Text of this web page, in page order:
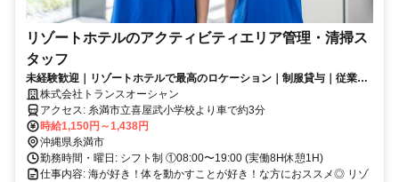
リゾートホテルのアクティビティエリア管理・清掃ス
タッフ
未経験歓迎｜リゾートホテルで最高のロケーション｜制服貸与｜従業員
食堂あり
株式会社トランスオーシャン
アクセス: 糸満市立喜屋武小学校より車で約3分
時給1,150円～1,438円
沖縄県糸満市
勤務時間・曜日: シフト制 ①08:00〜19:00 (実働8H休憩1H)
仕事内容: 海が好き！体を動かすことが好き！な方におススメ◎ リゾ